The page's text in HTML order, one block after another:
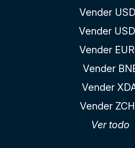
Vender
Vender
Vender
Vender
Vender
Vender
Ver todo